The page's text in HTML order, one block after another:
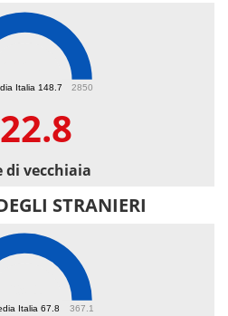
Italia 148.7 2850
di vecchiaia
STRANIERI
Italia 67.8 367.1